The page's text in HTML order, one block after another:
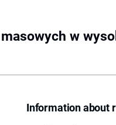
w
Information about